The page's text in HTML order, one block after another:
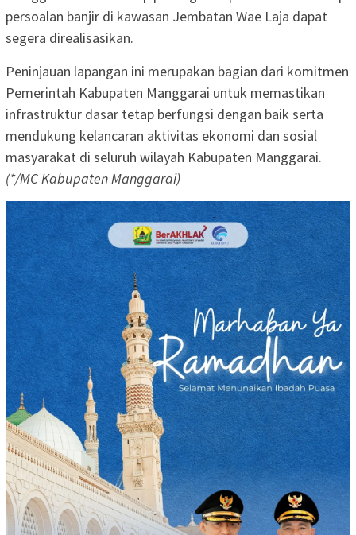
persoalan banjir di kawasan Jembatan Wae Laja dapat
segera direalisasikan.
Peninjauan lapangan ini merupakan bagian dari komitmen
Pemerintah Kabupaten Manggarai untuk memastikan
infrastruktur dasar tetap berfungsi dengan baik serta
mendukung kelancaran aktivitas ekonomi dan sosial
masyarakat di seluruh wilayah Kabupaten Manggarai.
(*/MC Kabupaten Manggarai)